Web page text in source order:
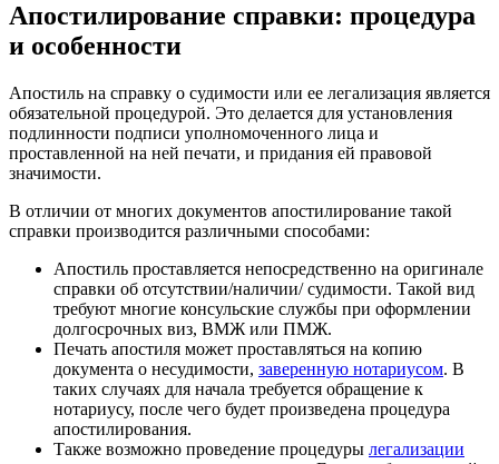
Апостилирование справки: процедура
и особенности
Апостиль на справку о судимости или ее легализация является
обязательной процедурой. Это делается для установления
подлинности подписи уполномоченного лица и
проставленной на ней печати, и придания ей правовой
значимости.
В отличии от многих документов апостилирование такой
справки производится различными способами:
Апостиль проставляется непосредственно на оригинале
справки об отсутствии/наличии/ судимости. Такой вид
требуют многие консульские службы при оформлении
долгосрочных виз, ВМЖ или ПМЖ.
Печать апостиля может проставляться на копию
документа о несудимости, заверенную нотариусом. В
таких случаях для начала требуется обращение к
нотариусу, после чего будет произведена процедура
апостилирования.
Также возможно проведение процедуры легализации